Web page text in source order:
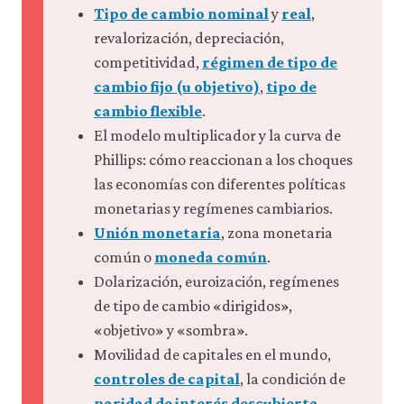
Tipo de cambio nominaly real,
revalorización, depreciación,
competitividad, régimen de tipo de
cambio fijo (u objetivo), tipo de
cambio flexible.
El modelo multiplicador y la curva de
Phillips: cómo reaccionan a los choques
las economías con diferentes políticas
monetarias y regímenes cambiarios.
Unión monetaria, zona monetaria
común o moneda común.
Dolarización, euroización, regímenes
de tipo de cambio «dirigidos»,
«objetivo» y «sombra».
Movilidad de capitales en el mundo,
controles de capital, la condición de
5.14 Política monetaria y tipo de
5.15 Caso práctico: respuestas
políticas a choques de oferta;
estudio del caso de Reino Unido
entre 1950 y 2023
5.16 Resumen
5.17 Referencias
gobernanza e inflación
7.12 Resumen
7.13 Referencias
8.14 Resumen
8.15 Referencias
impulsan las emisiones de
carbono: la identidad de Kaya
9.13 Resumen
9.14 Referencias
10.10 Los paralelismos entre la
competencia política y la
competencia económica
10.11 La persistencia de la
injusticia y los fallos del mercado
en las democracias: por qué
fracasan los gobiernos
10.12 No factibilidad económica
10.13 Ciudadanos y líderes
10.14 Las políticas importan y la
ciencia económica funciona: el
éxito de los gobiernos
10.16 Resumen
10.17 Referencias